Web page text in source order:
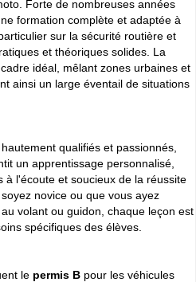
Forte de nombreuses années
formation complète et adaptée à
sur la sécurité routière et
et théoriques solides. La
idéal, mêlant zones urbaines et
ainsi un large éventail de situations
qualifiés et passionnés,
un apprentissage personnalisé,
à l'écoute et soucieux de la réussite
novice ou que vous ayez
volant ou guidon, chaque leçon est
spécifiques des élèves.
le permis B pour les véhicules